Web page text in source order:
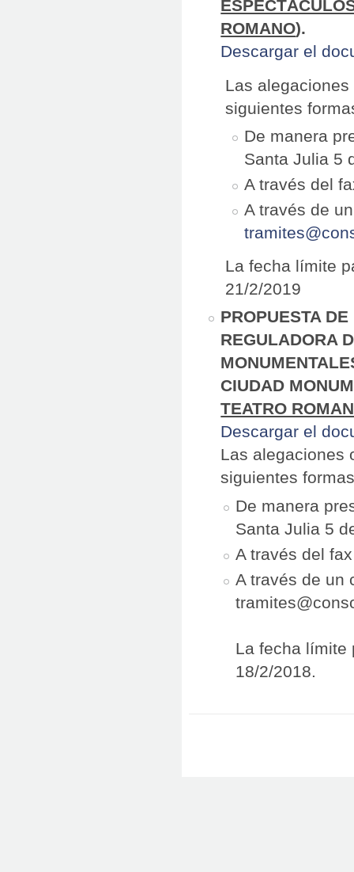
ROMANO).
Descargar el
Las
siguientes
De manera
Santa Julia 5
A través del
A través de
La fecha límite
21/2/2019
PROPUESTA
REGULADORA
CIUDAD
TEATRO
Descargar el
Las alegaciones
siguientes
De manera
Santa Julia 5
A través del
A través de un
La fecha límite
18/2/2018.